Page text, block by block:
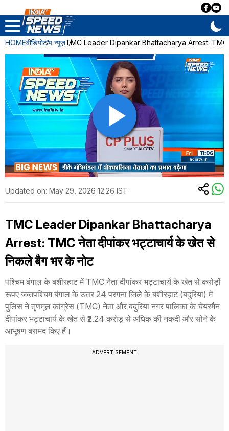
HOMEवीडियोटॉप न्यूज़TMC Leader Dipankar Bhattacharya Arrest: TMC
Updated on: May 29, 2026 12:26 IST
TMC Leader Dipankar Bhattacharya
Arrest: TMC नेता दीपांकर भट्टाचार्य के खेत से
निकले बैग भर के नोट
पश्चिम बंगाल के बशीरहाट में TMC नेता दीपांकर भट्टाचार्य के खेत से करोड़ों
रूपए जब्तपश्चिम बंगाल के उत्तर 24 परगना जिले के बशीरहाट (बदुरिया) में
पुलिस ने तृणमूल कांग्रेस (TMC) नेता और बदुरिया नगर पालिका के चेयरमैन
दीपांकर भट्टाचार्य के खेत से ₹2.24 करोड़ से अधिक की नकदी और सोने के
आभूषण बरामद किए हैं।
ADVERTISEMENT